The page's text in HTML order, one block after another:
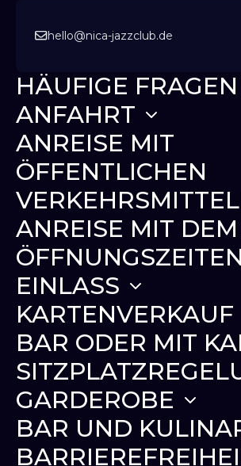
hello@nica-jazzclub.de
HÄUFIGE FRAGEN
ANFAHRT
ANREISE MIT
ÖFFENTLICHEN
ANREISE MIT
APCOA Tiefgarage BUCERIUS-Passage
ÖFFNUNGSZEITEN
EINLASS
KARTENVERKAUF
BAR ODER MIT
GARDEROBE
BAR UND